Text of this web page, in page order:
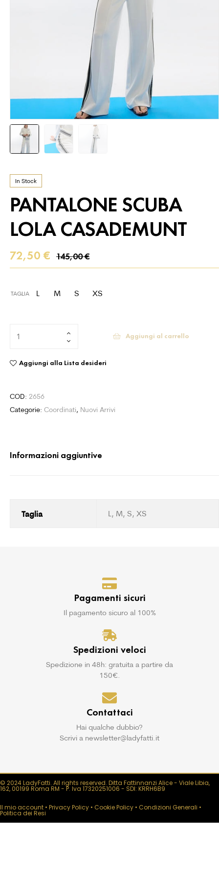
In Stock
PANTALONE SCUBA
LOLA CASADEMUNT
145,00€
72,50 €
TAGLIA L M S XS
Aggiungi al carrello
Aggiungi alla Lista desideri
COD: 2656
Categorie: Coordinati, Nuovi Arrivi
Informazioni aggiuntive
Taglia L, M, S, XS
Pagamenti sicuri
Il pagamento sicuro al 100%
Spedizioni veloci
Spedizione in 48h: gratuita a partire da
150€.
Contattaci
Hai qualche dubbio?
Scrivi a newsletter@ladyfatti.it
© 2024 LadyFatti. All rights reserved. Ditta Fattinnanzi Alice - Viale Libia,
162, 00199 Roma RM - P. Iva 17320251006 - SDI: KRRH6B9
Il mio account • Privacy Policy • Cookie Policy • Condizioni Generali •
Politica dei Resi